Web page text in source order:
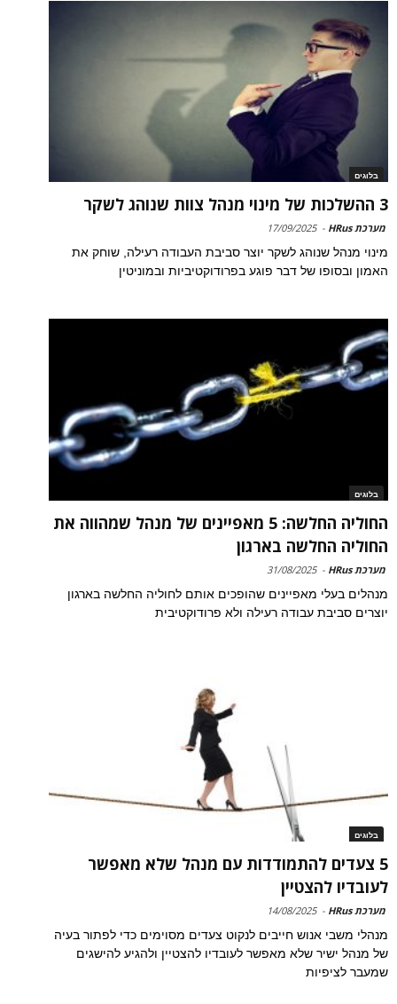
בלוגים
3 ההשלכות של מינוי מנהל צוות שנוהג לשקר
מערכת HRus -
17/09/2025
מינוי מנהל שנוהג לשקר יוצר סביבת העבודה רעילה, שוחק את
האמון ובסופו של דבר פוגע בפרודוקטיביות ובמוניטין
בלוגים
החוליה החלשה: 5 מאפיינים של מנהל שמהווה את
החוליה החלשה בארגון
מערכת HRus -
31/08/2025
מנהלים בעלי מאפיינים שהופכים אותם לחוליה החלשה בארגון
יוצרים סביבת עבודה רעילה ולא פרודוקטיבית
בלוגים
5 צעדים להתמודדות עם מנהל שלא מאפשר
לעובדיו להצטיין
מערכת HRus -
14/08/2025
מנהלי משבי אנוש חייבים לנקוט צעדים מסוימים כדי לפתור בעיה
של מנהל ישיר שלא מאפשר לעובדיו להצטיין ולהגיע להישגים
שמעבר לציפיות